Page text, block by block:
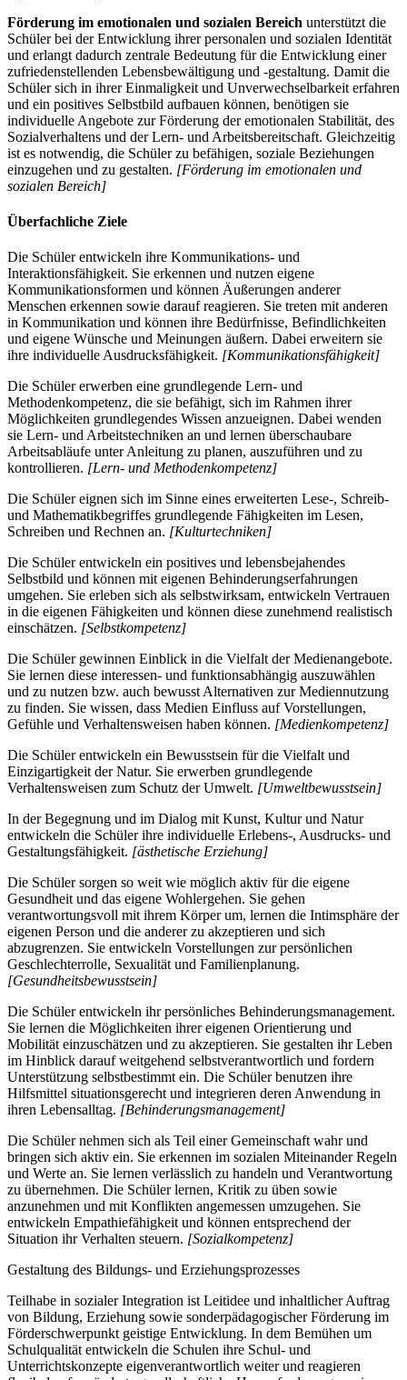
Förderung im emotionalen und sozialen Bereich unterstützt die
Schüler bei der Entwicklung ihrer personalen und sozialen Identität
und erlangt dadurch zentrale Bedeutung für die Entwicklung einer
zufriedenstellenden Lebensbewältigung und -gestaltung. Damit die
Schüler sich in ihrer Einmaligkeit und Unverwechselbarkeit erfahren
und ein positives Selbstbild aufbauen können, benötigen sie
individuelle Angebote zur Förderung der emotionalen Stabilität, des
Sozialverhaltens und der Lern- und Arbeitsbereitschaft. Gleichzeitig
ist es notwendig, die Schüler zu befähigen, soziale Beziehungen
einzugehen und zu gestalten. [Förderung im emotionalen und
sozialen Bereich]
Überfachliche Ziele
Die Schüler entwickeln ihre Kommunikations- und
Interaktionsfähigkeit. Sie erkennen und nutzen eigene
Kommunikationsformen und können Äußerungen anderer
Menschen erkennen sowie darauf reagieren. Sie treten mit anderen
in Kommunikation und können ihre Bedürfnisse, Befindlichkeiten
und eigene Wünsche und Meinungen äußern. Dabei erweitern sie
ihre individuelle Ausdrucksfähigkeit. [Kommunikationsfähigkeit]
Die Schüler erwerben eine grundlegende Lern- und
Methodenkompetenz, die sie befähigt, sich im Rahmen ihrer
Möglichkeiten grundlegendes Wissen anzueignen. Dabei wenden
sie Lern- und Arbeitstechniken an und lernen überschaubare
Arbeitsabläufe unter Anleitung zu planen, auszuführen und zu
kontrollieren. [Lern- und Methodenkompetenz]
Die Schüler eignen sich im Sinne eines erweiterten Lese-, Schreib-
und Mathematikbegriffes grundlegende Fähigkeiten im Lesen,
Schreiben und Rechnen an. [Kulturtechniken]
Die Schüler entwickeln ein positives und lebensbejahendes
Selbstbild und können mit eigenen Behinderungserfahrungen
umgehen. Sie erleben sich als selbstwirksam, entwickeln Vertrauen
in die eigenen Fähigkeiten und können diese zunehmend realistisch
einschätzen. [Selbstkompetenz]
Die Schüler gewinnen Einblick in die Vielfalt der Medienangebote.
Sie lernen diese interessen- und funktionsabhängig auszuwählen
und zu nutzen bzw. auch bewusst Alternativen zur Mediennutzung
zu finden. Sie wissen, dass Medien Einfluss auf Vorstellungen,
Gefühle und Verhaltensweisen haben können. [Medienkompetenz]
Die Schüler entwickeln ein Bewusstsein für die Vielfalt und
Einzigartigkeit der Natur. Sie erwerben grundlegende
Verhaltensweisen zum Schutz der Umwelt. [Umweltbewusstsein]
In der Begegnung und im Dialog mit Kunst, Kultur und Natur
entwickeln die Schüler ihre individuelle Erlebens-, Ausdrucks- und
Gestaltungsfähigkeit. [ästhetische Erziehung]
Die Schüler sorgen so weit wie möglich aktiv für die eigene
Gesundheit und das eigene Wohlergehen. Sie gehen
verantwortungsvoll mit ihrem Körper um, lernen die Intimsphäre der
eigenen Person und die anderer zu akzeptieren und sich
abzugrenzen. Sie entwickeln Vorstellungen zur persönlichen
Geschlechterrolle, Sexualität und Familienplanung.
[Gesundheitsbewusstsein]
Die Schüler entwickeln ihr persönliches Behinderungsmanagement.
Sie lernen die Möglichkeiten ihrer eigenen Orientierung und
Mobilität einzuschätzen und zu akzeptieren. Sie gestalten ihr Leben
im Hinblick darauf weitgehend selbstverantwortlich und fordern
Unterstützung selbstbestimmt ein. Die Schüler benutzen ihre
Hilfsmittel situationsgerecht und integrieren deren Anwendung in
ihren Lebensalltag. [Behinderungsmanagement]
Die Schüler nehmen sich als Teil einer Gemeinschaft wahr und
bringen sich aktiv ein. Sie erkennen im sozialen Miteinander Regeln
und Werte an. Sie lernen verlässlich zu handeln und Verantwortung
zu übernehmen. Die Schüler lernen, Kritik zu üben sowie
anzunehmen und mit Konflikten angemessen umzugehen. Sie
entwickeln Empathiefähigkeit und können entsprechend der
Situation ihr Verhalten steuern. [Sozialkompetenz]
Gestaltung des Bildungs- und Erziehungsprozesses
Teilhabe in sozialer Integration ist Leitidee und inhaltlicher Auftrag
von Bildung, Erziehung sowie sonderpädagogischer Förderung im
Förderschwerpunkt geistige Entwicklung. In dem Bemühen um
Schulqualität entwickeln die Schulen ihre Schul- und
Unterrichtskonzepte eigenverantwortlich weiter und reagieren